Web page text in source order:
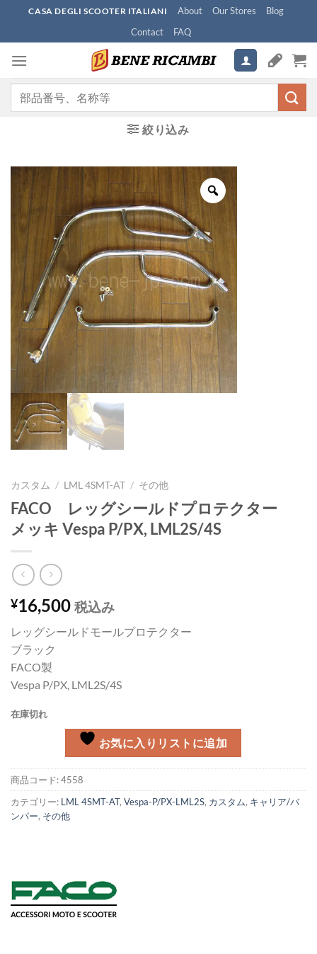
content
CASA DEGLI SCOOTER ITALIANI About Our Stores
Blog
Contact
FAQ
絞り込み
カスタム / LML 4SMT-AT / その他
FACO レッグシールドプロテクター
メッキ Vespa P/PX, LML2S/4S
¥16,500 税込み
レッグシールドモールプロテクター
ブラック
FACO製
Vespa P/PX, LML2S/4S
在庫切れ
お気に入りリストに追加
商品コード:4558
カテゴリー: LML 4SMT-AT, Vespa-P/PX-LML2S, カスタム, キャリア/バ
ンパー, その他